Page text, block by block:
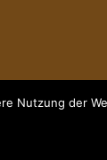
Nutzung der